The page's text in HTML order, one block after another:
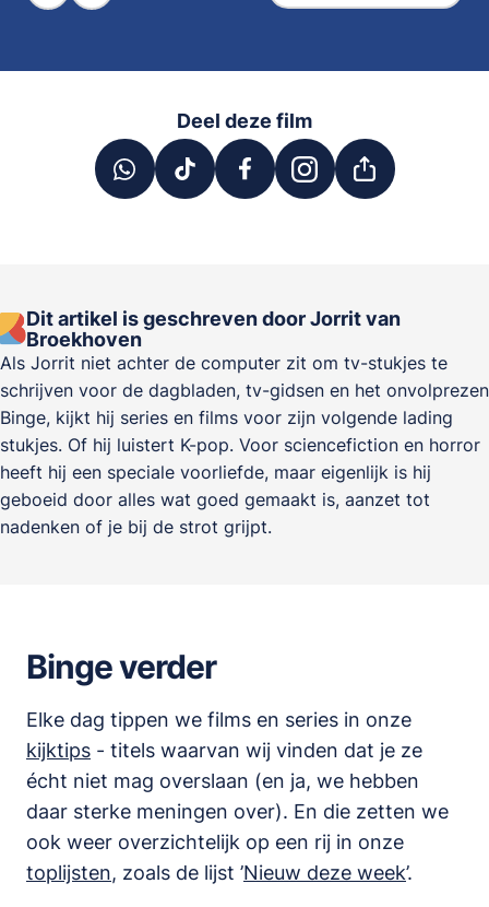
Deel deze film
Dit artikel is geschreven door Jorrit van
Broekhoven
Als Jorrit niet achter de computer zit om tv-stukjes te
schrijven voor de dagbladen, tv-gidsen en het onvolprezen
Binge, kijkt hij series en films voor zijn volgende lading
stukjes. Of hij luistert K-pop. Voor sciencefiction en horror
heeft hij een speciale voorliefde, maar eigenlijk is hij
geboeid door alles wat goed gemaakt is, aanzet tot
nadenken of je bij de strot grijpt.
Binge verder
Elke dag tippen we films en series in onze
kijktips - titels waarvan wij vinden dat je ze
écht niet mag overslaan (en ja, we hebben
daar sterke meningen over). En die zetten we
ook weer overzichtelijk op een rij in onze
toplijsten, zoals de lijst ’Nieuw deze week’.